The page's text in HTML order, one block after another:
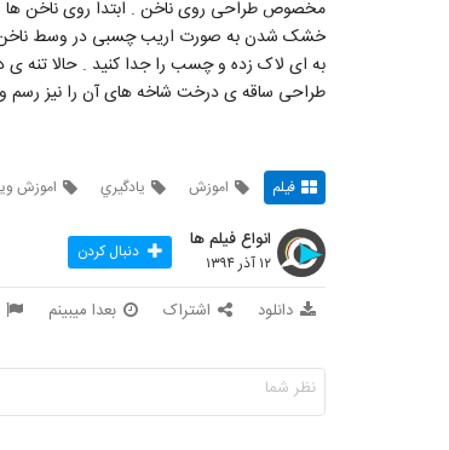
مخصوص طراحی روی ناخن . ابتدا روی ناخن ها
خشک شدن به صورت اریب چسبی در وسط ناخن
به ای لاک زده و چسب را جدا کنید . حالا تنه
طراحی ساقه ی درخت شاخه های آن را نیز رسم و
فیلم اموزش يادگيري اموزش
انواع فیلم ها
۱۲ آذر ۱۳۹۴ دنبال کردن
دانلود اشتراک بعدا میبینم